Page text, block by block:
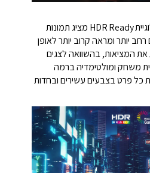
צג ה‑MSI המצויד בטכנולוגיית HDR Ready מציג תמונות
יותר ומראה קרוב יותר לאופן
את המציאות, בהשוואה לצגים
משחק ומולטימדיה ברמה
כל פרט בצבעים עשירים ובחדות